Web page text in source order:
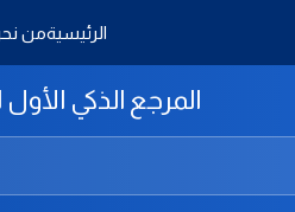
الرئيسيةمن
المرجع الذكي